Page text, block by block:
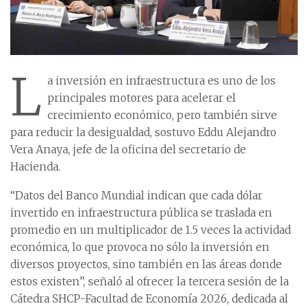
L a inversión en infraestructura es uno de los
principales motores para acelerar el
crecimiento económico, pero también sirve
para reducir la desigualdad, sostuvo Eddu Alejandro
Vera Anaya, jefe de la oficina del secretario de
Hacienda.
“Datos del Banco Mundial indican que cada dólar
invertido en infraestructura pública se traslada en
promedio en un multiplicador de 1.5 veces la actividad
económica, lo que provoca no sólo la inversión en
diversos proyectos, sino también en las áreas donde
estos existen”, señaló al ofrecer la tercera sesión de la
Cátedra SHCP-Facultad de Economía 2026, dedicada al